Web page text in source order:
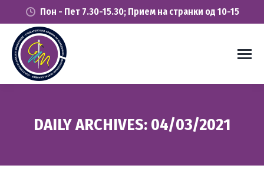
Пон - Пет 7.30-15.30; Прием на странки од 10-15
DAILY ARCHIVES: 04/03/2021